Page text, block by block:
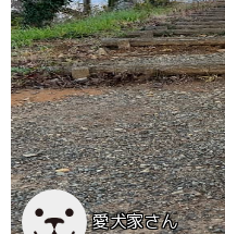
愛犬家さん